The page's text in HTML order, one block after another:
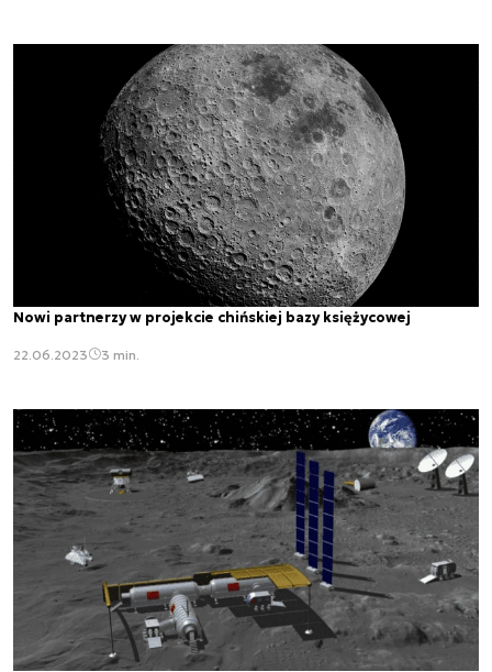
Nowi partnerzy w projekcie chińskiej bazy księżycowej
22.06.2023 3 min.